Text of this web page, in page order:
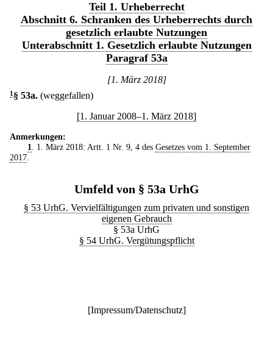
Teil 1. Urheberrecht
Abschnitt 6. Schranken des Urheberrechts durch
gesetzlich erlaubte Nutzungen
Unterabschnitt 1. Gesetzlich erlaubte Nutzungen
Paragraf 53a
[1. März 2018]
1 § 53a. (weggefallen)
[1. Januar 2008–1. März 2018]
Anmerkungen:
1
. 1. März 2018: Artt. 1 Nr. 9, 4 des Gesetzes vom 1. September
2017
Umfeld von § 53a UrhG
§ 53 UrhG. Vervielfältigungen zum privaten und sonstigen
eigenen Gebrauch
§ 53a UrhG
§ 54 UrhG. Vergütungspflicht
[Impressum/Datenschutz]